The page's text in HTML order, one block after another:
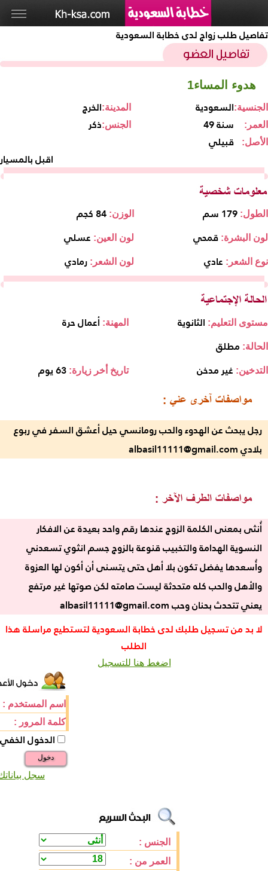
تفاصيل طلب زواج لدى خطابة السعودية
هدوء المساء1
الخرجالمدينة: السعوديةالجنسية:
ذكرالجنس: 49 سنة العمر:
قبيلي الأصل:
اقبل بالمسيار
الوزن: 84 كجم الطول: 179 سم
لون العين: عسلي لون البشرة: قمحي
لون الشعر: رمادي نوع الشعر: عادي
المهنة: أعمال حرة مستوى التعليم: الثانوية
الحالة: مطلق
تاريخ أخر زيارة: 63 يوم التدخين: غير مدخن
رجل يبحث عن الهدوء والحب رومانسي حيل أعشق السفر في ربوع
بلادي albasil11111@gmail.com
أُنثى بمعنى الكلمة الزوج عندها رقم واحد بعيدة عن الافكار
النسوية الهدامة والتخبيب قنوعة بالزوج جسم انثوي تسعدني
وأُسعدها يفضل تكون بلا أهل حتى يتسنى أن أكون لها العزوة
والأهل والحب كله متحدثة ليست صامته لكن صوتها غير مرتفع
يعني تتحدث بحنان وحب albasil11111@gmail.com
لا بد من تسجيل طلبك لدى خطابة السعودية لتستطيع مراسلة هذا
الطلب
اضغط هنا للتسجيل
اسم المستخدم :
كلمة المرور :
الدخول الخفي
دخول
سجل
الجنس :
العمر من :